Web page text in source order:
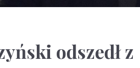
odszedł z